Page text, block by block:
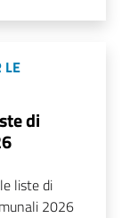
LE
di
liste di
2026